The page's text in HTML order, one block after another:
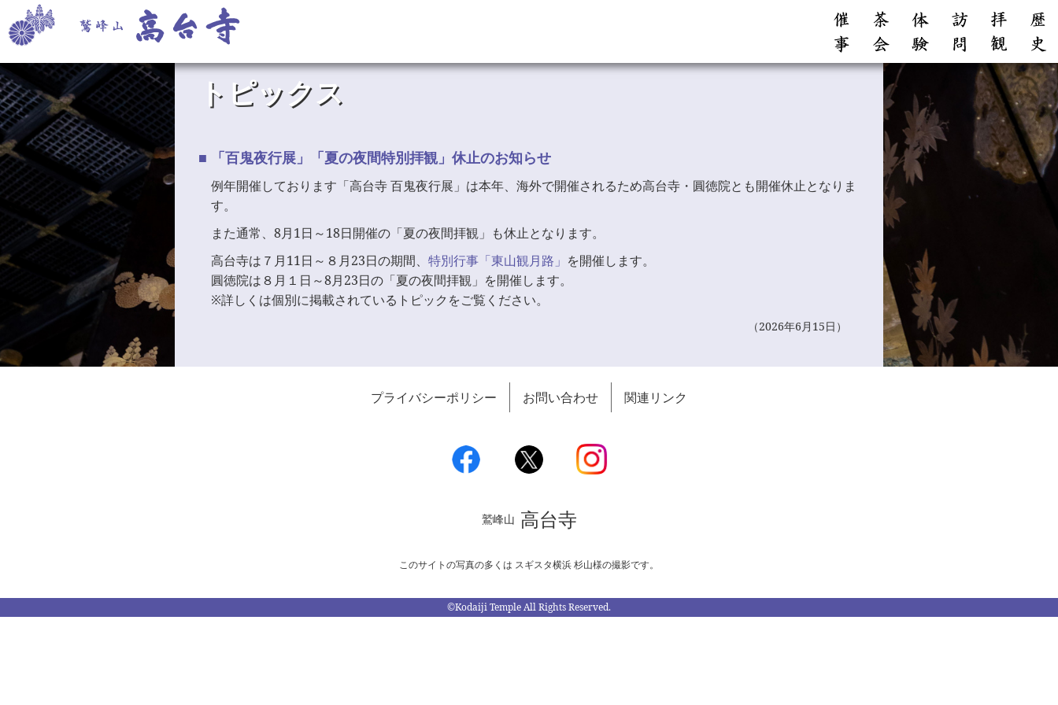
トピックス
「百鬼夜行展」「夏の夜間特別拝観」休止のお知らせ
例年開催しております「高台寺 百鬼夜行展」は本年、海外で開催されるため高台寺・圓徳院とも開催休止となりま
す。
また通常、8月1日～18日開催の「夏の夜間拝観」も休止となります。
高台寺は７月11日～８月23日の期間、 特別行事「東山観月路」 を開催します。
圓徳院は８月１日～8月23日の「夏の夜間拝観」を開催します。
※詳しくは個別に掲載されているトピックをご覧ください。
（2026年6月15日）
プライバシーポリシー お問い合わせ 関連リンク
鷲峰山 高台寺
このサイトの写真の多くは スギスタ横浜 杉山様の撮影です。
©Kodaiji Temple All Rights Reserved.